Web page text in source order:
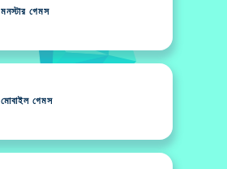
মনস্টার গেমস
মোবাইল গেমস